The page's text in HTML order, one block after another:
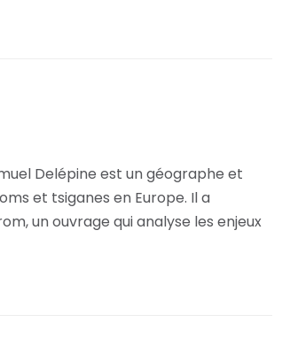
Delépine est un géographe et
et tsiganes en Europe. Il a
un ouvrage qui analyse les enjeux